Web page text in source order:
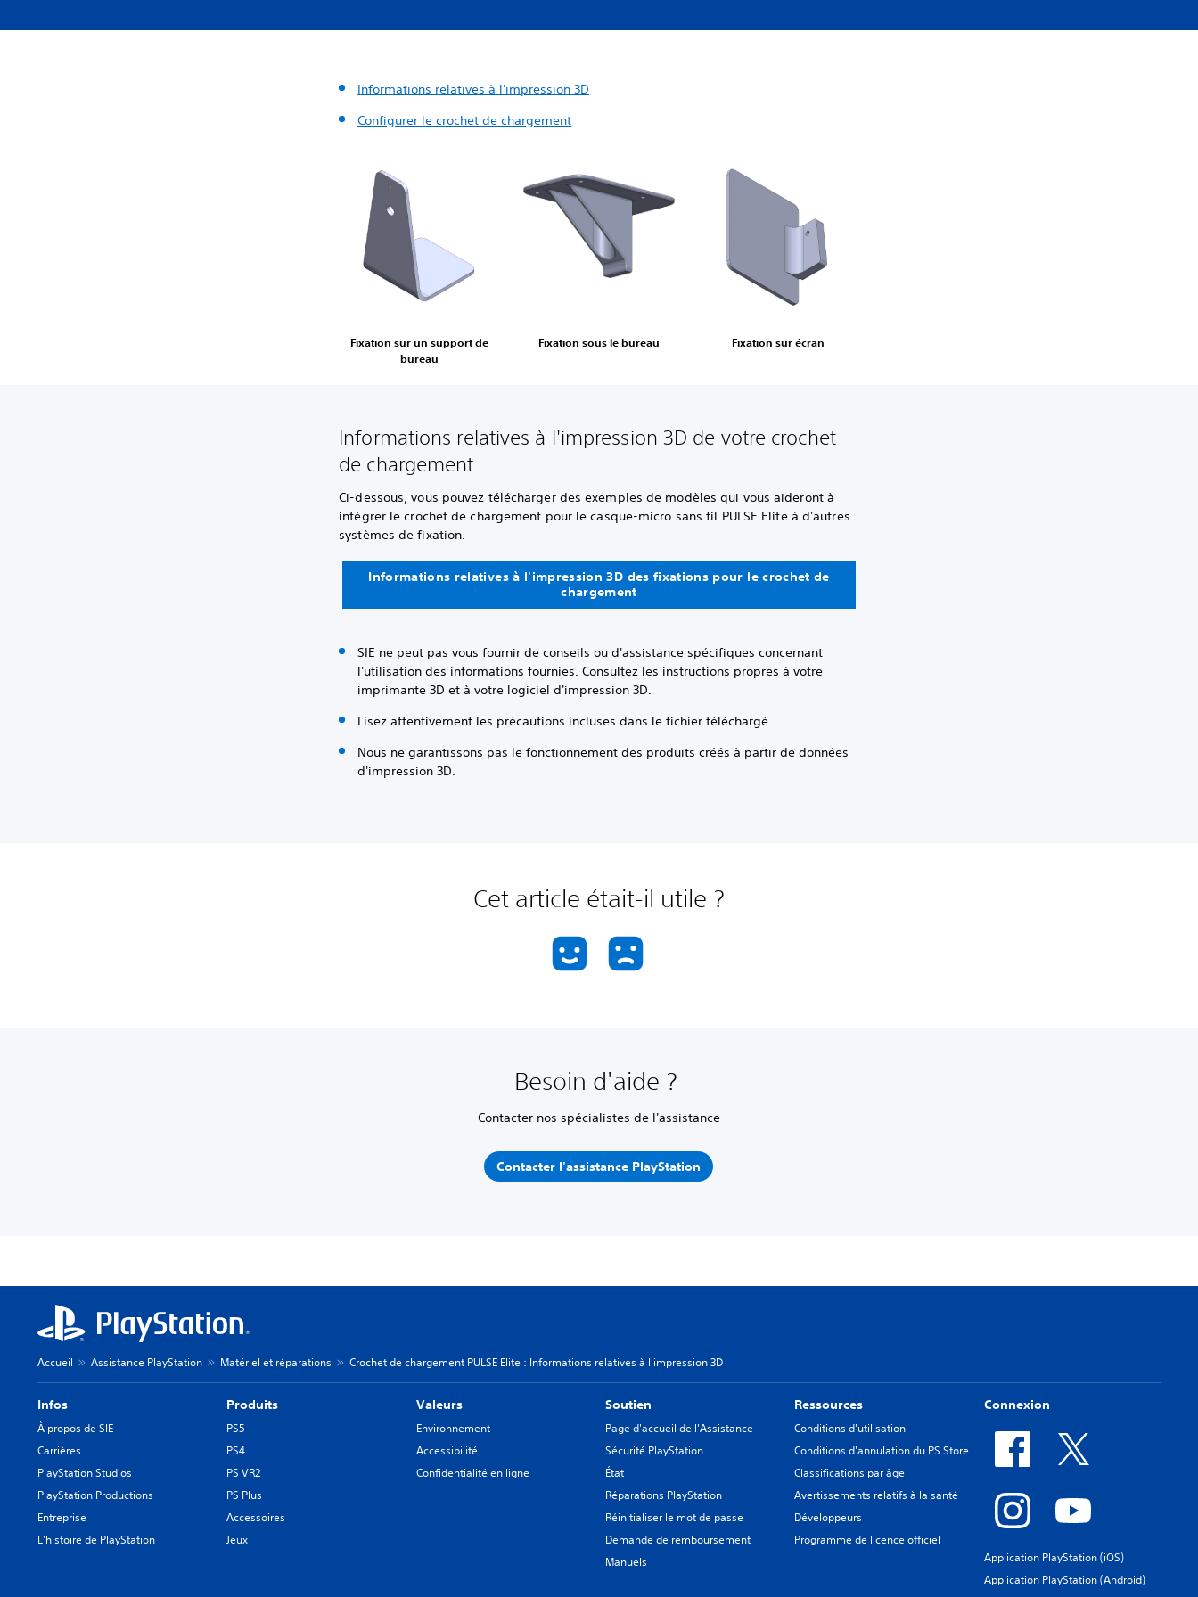
Informations relatives à l'impression 3D
Configurer le crochet de chargement
Fixation sur un support de
bureau
Fixation sous le bureau Fixation sur écran
Informations relatives à l'impression 3D de votre crochet
de chargement
Ci-dessous, vous pouvez télécharger des exemples de modèles qui vous aideront à
intégrer le crochet de chargement pour le casque-micro sans fil PULSE Elite à d'autres
systèmes de fixation.
Informations relatives à l'impression 3D des fixations pour le crochet de
chargement
SIE ne peut pas vous fournir de conseils ou d'assistance spécifiques concernant
l'utilisation des informations fournies. Consultez les instructions propres à votre
imprimante 3D et à votre logiciel d'impression 3D.
Lisez attentivement les précautions incluses dans le fichier téléchargé.
Nous ne garantissons pas le fonctionnement des produits créés à partir de données
d'impression 3D.
Cet article était-il utile ?
Besoin d'aide ?
Contacter nos spécialistes de l'assistance
Contacter l'assistance PlayStation
Accueil Assistance PlayStation Matériel et réparations Crochet de chargement PULSE Elite : Informations relatives à l'impression 3D
Infos
À propos de SIE
Carrières
PlayStation Studios
PlayStation Productions
Entreprise
L'histoire de PlayStation
Produits
PS5
PS4
PS VR2
PS Plus
Accessoires
Jeux
Valeurs
Environnement
Accessibilité
Confidentialité en ligne
Soutien
Page d'accueil de l'Assistance
Sécurité PlayStation
État
Réparations PlayStation
Réinitialiser le mot de passe
Demande de remboursement
Manuels
Ressources
Conditions d'utilisation
Conditions d'annulation du PS Store
Classifications par âge
Avertissements relatifs à la santé
Développeurs
Programme de licence officiel
Connexion
Application PlayStation (iOS)
Application PlayStation (Android)